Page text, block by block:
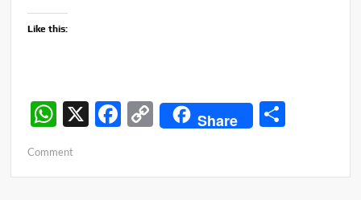
Like this:
W
h
at
X
F
C
o
Share
Commenton